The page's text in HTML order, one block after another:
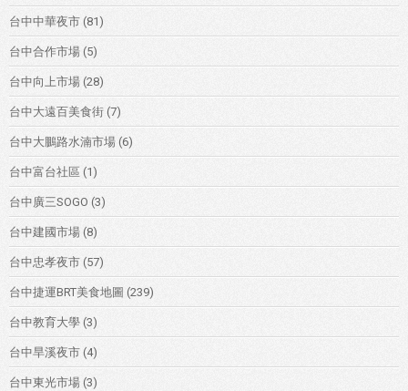
台中中華夜市 (81)
台中合作市場 (5)
台中向上市場 (28)
台中大遠百美食街 (7)
台中大鵬路水湳市場 (6)
台中富台社區 (1)
台中廣三SOGO (3)
台中建國市場 (8)
台中忠孝夜市 (57)
台中捷運BRT美食地圖 (239)
台中教育大學 (3)
台中旱溪夜市 (4)
台中東光市場 (3)